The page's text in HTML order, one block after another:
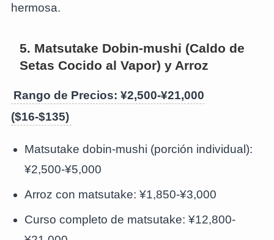
hermosa.
5. Matsutake Dobin-mushi (Caldo de
Setas Cocido al Vapor) y Arroz
Rango de Precios: ¥2,500-¥21,000
($16-$135)
Matsutake dobin-mushi (porción individual):
¥2,500-¥5,000
Arroz con matsutake: ¥1,850-¥3,000
Curso completo de matsutake: ¥12,800-